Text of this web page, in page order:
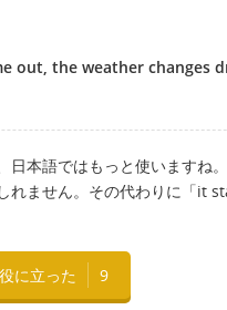
out, the weather changes
本語ではもっと使いますね
れません。その代わりに「it
役に立った 9